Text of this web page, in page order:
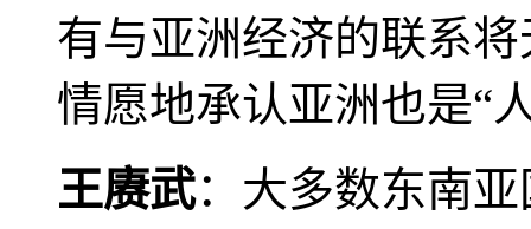
有与亚洲经济的联系
情愿地承认亚洲也是“
王赓武：大多数东南